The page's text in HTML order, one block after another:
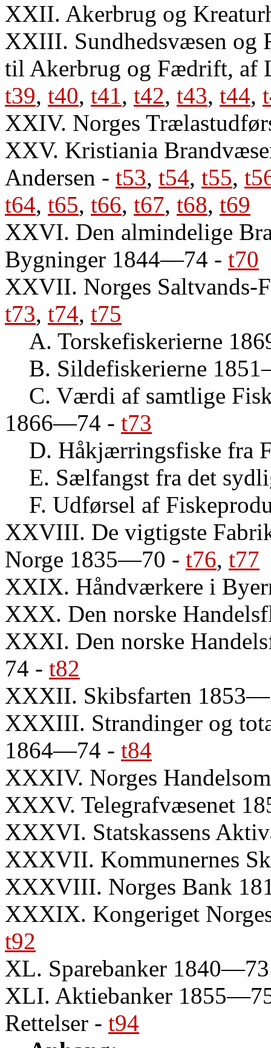
XXII. Akerbrug og
XXIII. Sundhedsvæsen og
til Akerbrug og Fædrift, af
t39, t40, t41, t42, t43, t44,
XXIV. Norges
XXV. Kristiania
Andersen - t53, t54, t55,
t64, t65, t66, t67, t68, t69
XXVI. Den almindelige
Bygninger 1844—74 - t70
XXVII. Norges Saltvands-
t73, t74, t75
A. Torskefiskerierne
B. Sildefiskerierne
C. Værdi af samtlige
1866—74 - t73
D. Håkjærringsfiske fra
E. Sælfangst fra det
F. Udførsel af
XXVIII. De vigtigste
Norge 1835—70 - t76, t77
XXIX. Håndværkere i
XXX. Den norske
XXXI. Den norske
74 - t82
XXXII. Skibsfarten
XXXIII. Strandinger og
1864—74 - t84
XXXIV. Norges
XXXV. Telegrafvæsenet
XXXVI. Statskassens
XXXVII. Kommunernes
XXXVIII. Norges Bank
XXXIX. Kongeriget
t92
XL. Sparebanker 1840—73
XLI. Aktiebanker
Rettelser - t94